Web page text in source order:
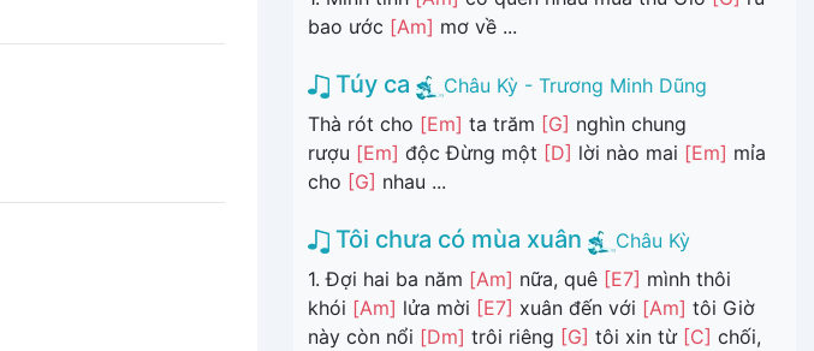
bao ước [Am] mơ về ...
Túy ca
Châu Kỳ - Trương Minh Dũng
Thà rót cho [Em] ta trăm [G] nghìn chung
rượu [Em] độc Đừng một [D] lời nào mai [Em] mỉa
cho [G] nhau ...
Tôi chưa có mùa xuân
Châu Kỳ
1. Đợi hai ba năm [Am] nữa, quê [E7] mình thôi
khói [Am] lửa mời [E7] xuân đến với [Am] tôi Giờ
này còn nổi [Dm] trôi riêng [G] tôi xin từ [C] chối,